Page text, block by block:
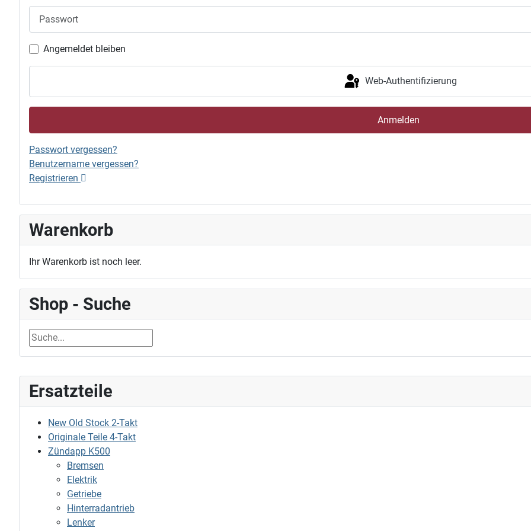
Ersatzteile
New Old Stock 2-Takt
Originale Teile 4-Takt
Zündapp K500
Bremsen
Elektrik
Getriebe
Hinterradantrieb
Lenker
Angemeldet bleiben
Web-Authentifizierung
Anmelden
Passwort vergessen?
Benutzername vergessen?
Registrieren
Warenkorb
Ihr Warenkorb ist noch leer.
Shop - Suche